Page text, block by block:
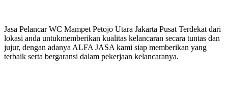
Jasa Pelancar WC Mampet Petojo Utara Jakarta Pusat Terdekat dari
lokasi anda untukmemberikan kualitas kelancaran secara tuntas dan
jujur, dengan adanya ALFA JASA kami siap memberikan yang
terbaik serta bergaransi dalam pekerjaan kelancaranya.